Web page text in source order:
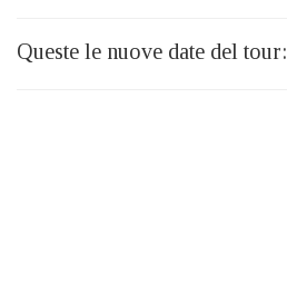
Queste le nuove date del tour: